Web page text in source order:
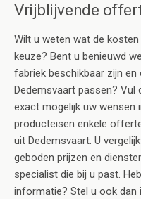
Vrijblijvende
Wilt u weten wat de
keuze? Bent u benieuwd
fabriek beschikbaar zijn
Dedemsvaart passen?
exact mogelijk uw wensen
producteisen enkele
uit Dedemsvaart. U
geboden prijzen en
specialist die bij u past.
informatie? Stel u ook dan